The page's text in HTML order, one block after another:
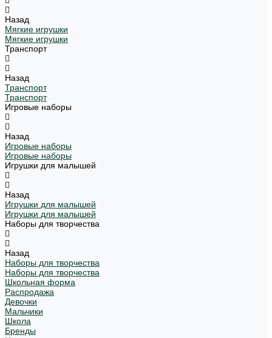
Назад
Мягкие игрушки
Мягкие игрушки
Транспорт
Назад
Транспорт
Транспорт
Игровые наборы
Назад
Игровые наборы
Игровые наборы
Игрушки для малышей
Назад
Игрушки для малышей
Игрушки для малышей
Наборы для творчества
Назад
Наборы для творчества
Наборы для творчества
Школьная форма
Распродажа
Девочки
Мальчики
Школа
Бренды